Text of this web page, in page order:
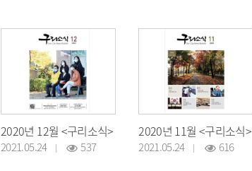
2020년 12월 <구리소식>
2021.05.24 537
2020년 11월 <구리소식>
2021.05.24 616